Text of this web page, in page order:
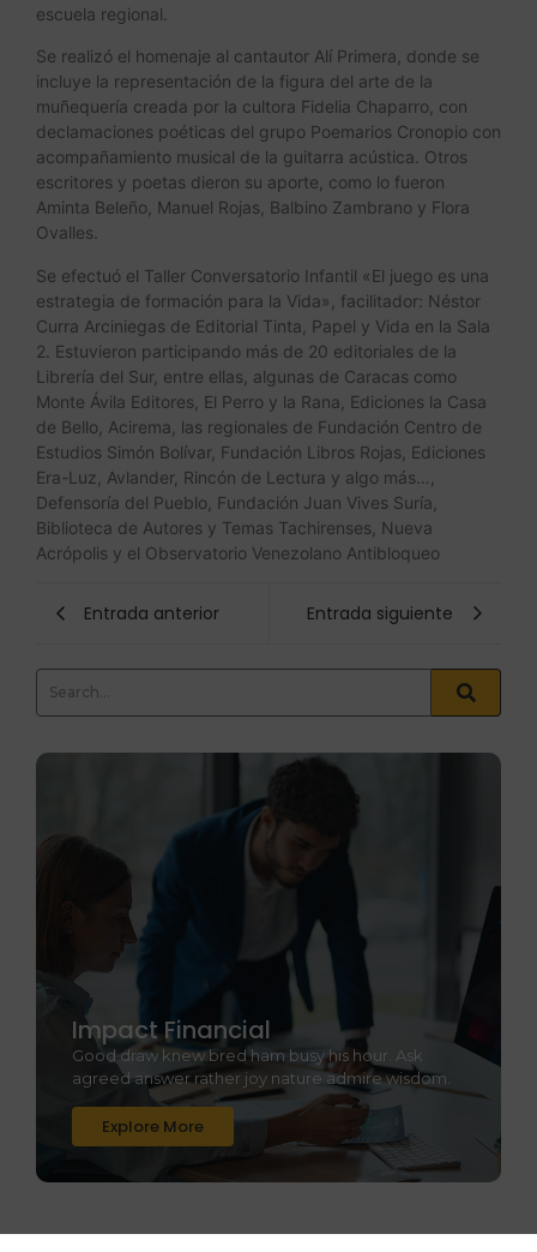
escuela regional.
Se realizó el homenaje al cantautor Alí Primera, donde se
incluye la representación de la figura del arte de la
muñequería creada por la cultora Fidelia Chaparro, con
declamaciones poéticas del grupo Poemarios Cronopio con
acompañamiento musical de la guitarra acústica. Otros
escritores y poetas dieron su aporte, como lo fueron
Aminta Beleño, Manuel Rojas, Balbino Zambrano y Flora
Ovalles.
Se efectuó el Taller Conversatorio Infantil «El juego es una
estrategia de formación para la Vida», facilitador: Néstor
Curra Arciniegas de Editorial Tinta, Papel y Vida en la Sala
2. Estuvieron participando más de 20 editoriales de la
Librería del Sur, entre ellas, algunas de Caracas como
Monte Ávila Editores, El Perro y la Rana, Ediciones la Casa
de Bello, Acirema, las regionales de Fundación Centro de
Estudios Simón Bolívar, Fundación Libros Rojas, Ediciones
Era-Luz, Avlander, Rincón de Lectura y algo más…,
Defensoría del Pueblo, Fundación Juan Vives Suría,
Biblioteca de Autores y Temas Tachirenses, Nueva
Acrópolis y el Observatorio Venezolano Antibloqueo
Entrada anterior Entrada siguiente
Impact Financial
Good draw knew bred ham busy his hour. Ask
agreed answer rather joy nature admire wisdom.
Explore More